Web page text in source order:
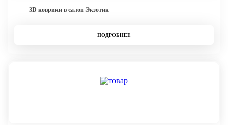
3D коврики в салон Экзотик
ПОДРОБНЕЕ